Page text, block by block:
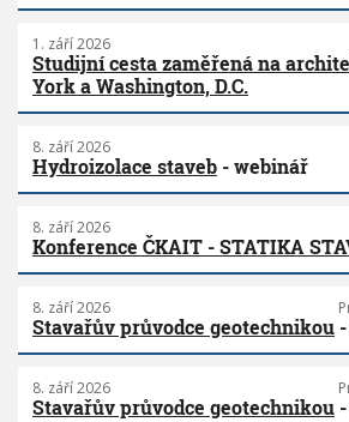
1. září 2026
Studijní cesta zaměřená na
York a Washington, D.C.
8. září 2026
Hydroizolace staveb - webinář
8. září 2026
Konference ČKAIT - STATIKA
8. září 2026
Stavařův průvodce geotechnikou
8. září 2026
Stavařův průvodce geotechnikou